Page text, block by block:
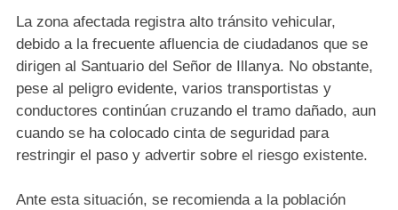
La zona afectada registra alto tránsito vehicular,
debido a la frecuente afluencia de ciudadanos que se
dirigen al Santuario del Señor de Illanya. No obstante,
pese al peligro evidente, varios transportistas y
conductores continúan cruzando el tramo dañado, aun
cuando se ha colocado cinta de seguridad para
restringir el paso y advertir sobre el riesgo existente.
Ante esta situación, se recomienda a la población